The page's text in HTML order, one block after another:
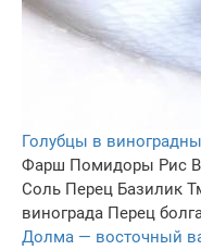
Голубцы в
Фарш Помидоры Рис
Соль Перец Базилик
винограда Перец
Долма — восточный